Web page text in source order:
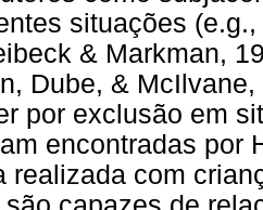
situações
& Markman,
Dube, &
por exclusão em
encontradas por
realizada com